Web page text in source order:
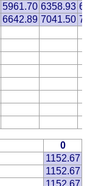
5961.70 6358.93
6642.89 7041.50
0
1152.67
1152.67